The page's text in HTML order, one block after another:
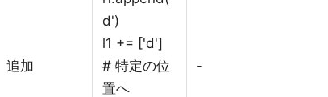
追加
d')
l1 += ['d']
# 特定の位
置へ
-